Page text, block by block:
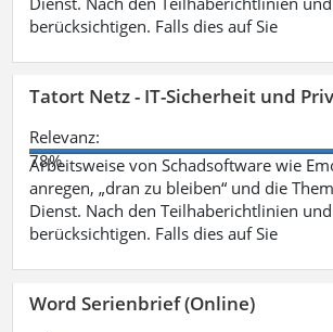
berücksichtigen. Falls dies auf Sie
Tatort Netz - IT-Sicherheit und
Relevanz:
78%
Arbeitsweise von Schadsoftware wie
anregen, „dran zu bleiben“ und die
Dienst. Nach den Teilhaberichtlinien
berücksichtigen. Falls dies auf Sie
Word Serienbrief (Online)